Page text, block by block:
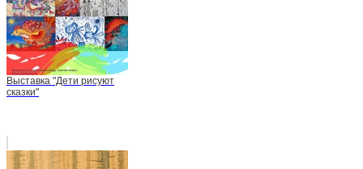
Выставка "Дети рисуют
сказки"